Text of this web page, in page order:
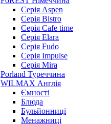
Серія Aspen
Серія Bistro
Серія Cafe time
Серія Elara
Серія Fudo
Серія Impulse
Серія Mira
Porland Туреччина
WILMAX Англія
Ємності
Блюда
Бульйонниці
Менажниці